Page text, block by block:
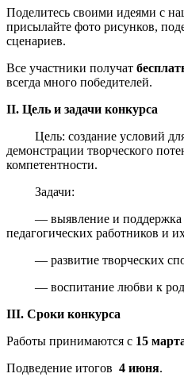
Поделитесь своими идеями с
присылайте фото рисунков,
сценариев.
Все участники получат
всегда много победителей.
II. Цель и задачи конкурса
Цель: создание условий для
демонстрации творческого
компетентности.
Задачи:
— выявление и поддержка
педагогических работников и
— развитие творческих
— воспитание любви к
III. Сроки конкурса
Работы принимаются с 15
Подведение итогов 4 июня.